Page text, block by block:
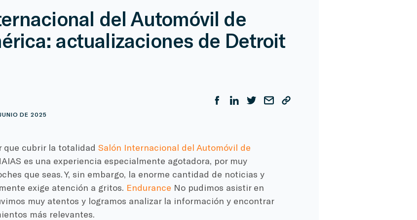
del Automóvil de
actualizaciones de Detroit
DE 2025
que cubrir la totalidad Salón Internacional del Automóvil de
es una experiencia especialmente agotadora, por muy
que seas. Y, sin embargo, la enorme cantidad de noticias y
exige atención a gritos. Endurance No pudimos asistir en
muy atentos y logramos analizar la información y encontrar
más relevantes.